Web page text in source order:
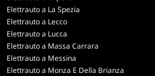
Elettrauto a La Spezia
Elettrauto a Lecco
Elettrauto a Lucca
Elettrauto a Massa Carrara
Elettrauto a Messina
Elettrauto a Monza E Della Brianza